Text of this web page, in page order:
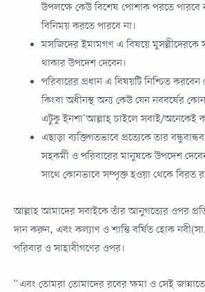
উপলক্ষে কেউ বিশেষ পোশাক পরতে পারবে
বিনিময় করতে পারবে না।
মসজিদের ইমামগণ এ বিষয়ে
থাকার উপদেশ দেবেন।
পরিবারের প্রধান এ বিষয়টি নিশ্চিত করবেন
কিংবা অধীনস্থ অন্য কেউ যেন নববর্ষের
এটুকু ইনশা’আল্লাহ্ চাইলে সবাই/অনেকেই
এছাড়া ব্যক্তিগতভাবে প্রত্যেকে তার
সহকর্মী ও পরিবারের মানুষকে উপদেশ
সাথে কোনভাবে সম্পৃক্ত হওয়া থেকে বিরত
আল্লাহ আমাদের সবাইকে তাঁর আনুগত্যের ওপর
দান করুন, এবং কল্যাণ ও শান্তি বর্ষিত হোক
পরিবার ও সাহাবীগণের ওপর।
“এবং তোমরা তোমাদের রবের ক্ষমা ও সেই